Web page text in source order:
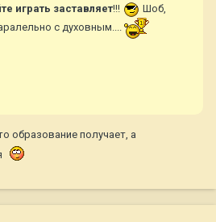
играть заставляет!!!
Шоб,
с духовным....
образование получает, а